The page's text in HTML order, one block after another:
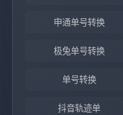
申通单号转换
极兔单号转换
单号转换
抖音轨迹单